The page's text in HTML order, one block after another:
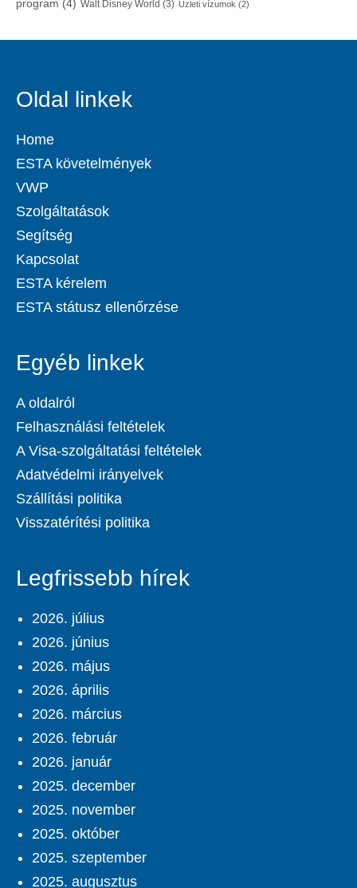
program (4) Walt Disney World (3) Üzleti vízumok (2)
Oldal linkek
Home
ESTA követelmények
VWP
Szolgáltatások
Segítség
Kapcsolat
ESTA kérelem
ESTA státusz ellenőrzése
Egyéb linkek
A oldalról
Felhasználási feltételek
A Visa-szolgáltatási feltételek
Adatvédelmi irányelvek
Szállítási politika
Visszatérítési politika
Legfrissebb hírek
2026. július
2026. június
2026. május
2026. április
2026. március
2026. február
2026. január
2025. december
2025. november
2025. október
2025. szeptember
2025. augusztus